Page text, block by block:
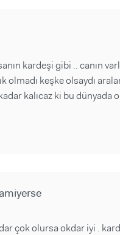
kardeşi gibi .. canın
olmadı keşke olsaydı
kalıcaz ki bu dünyada
çok olursa okdar iyi .